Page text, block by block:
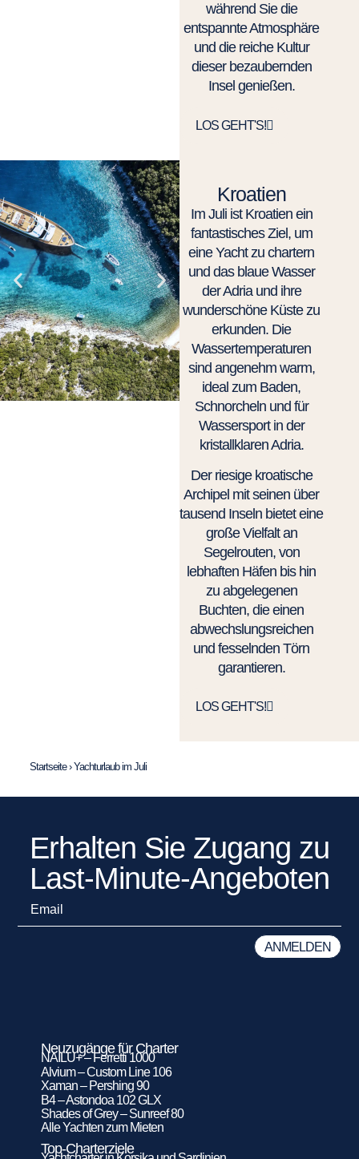
während Sie die
entspannte Atmosphäre
und die reiche Kultur
dieser bezaubernden
Insel genießen.
LOS GEHT'S!
Kroatien
Im Juli ist Kroatien ein
fantastisches Ziel, um
eine Yacht zu chartern
und das blaue Wasser
der Adria und ihre
wunderschöne Küste zu
erkunden. Die
Wassertemperaturen
sind angenehm warm,
ideal zum Baden,
Schnorcheln und für
Wassersport in der
kristallklaren Adria.
Der riesige kroatische
Archipel mit seinen über
tausend Inseln bietet eine
große Vielfalt an
Segelrouten, von
lebhaften Häfen bis hin
zu abgelegenen
Buchten, die einen
abwechslungsreichen
und fesselnden Törn
garantieren.
LOS GEHT'S!
Startseite›Yachturlaub im Juli
Erhalten Sie Zugang zu
Last-Minute-Angeboten
Neuzugänge für Charter
NAILU+ – Ferretti 1000
Alvium – Custom Line 106
Xaman – Pershing 90
B4 – Astondoa 102 GLX
Shades of Grey – Sunreef 80
Alle Yachten zum Mieten
Top-Charterziele